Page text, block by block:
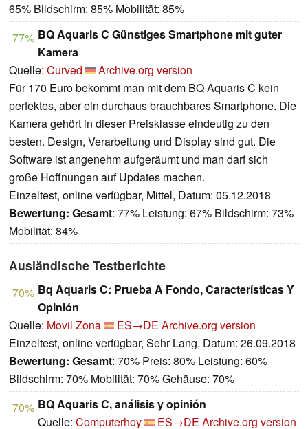
65% Bildschirm: 85% Mobilität: 85%
77% BQ Aquaris C Günstiges Smartphone mit guter
Kamera
Quelle: Curved
Archive.org version
Für 170 Euro bekommt man mit dem BQ Aquaris C kein
perfektes, aber ein durchaus brauchbares Smartphone. Die
Kamera gehört in dieser Preisklasse eindeutig zu den
besten. Design, Verarbeitung und Display sind gut. Die
Software ist angenehm aufgeräumt und man darf sich
große Hoffnungen auf Updates machen.
Einzeltest, online verfügbar, Mittel, Datum: 05.12.2018
Bewertung: Gesamt: 77% Leistung: 67% Bildschirm: 73%
Mobilität: 84%
Ausländische Testberichte
70% Bq Aquaris C: Prueba A Fondo, Características Y
Opinión
Quelle: Movil Zona ES→DE Archive.org version
Einzeltest, online verfügbar, Sehr Lang, Datum: 26.09.2018
Bewertung: Gesamt: 70% Preis: 80% Leistung: 60%
Bildschirm: 70% Mobilität: 70% Gehäuse: 70%
70% BQ Aquaris C, análisis y opinión
Quelle: Computerhoy ES→DE Archive.org version